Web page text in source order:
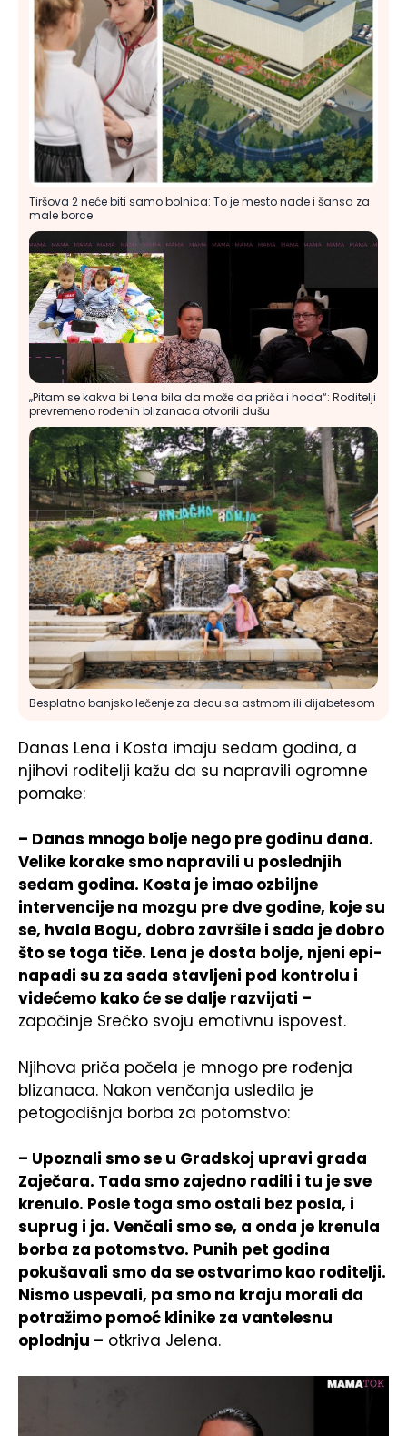
Tiršova 2 neće biti samo bolnica: To je mesto nade i šansa za
male borce
„Pitam se kakva bi Lena bila da može da priča i hoda“: Roditelji
prevremeno rođenih blizanaca otvorili dušu
Besplatno banjsko lečenje za decu sa astmom ili dijabetesom
Danas Lena i Kosta imaju sedam godina, a
njihovi roditelji kažu da su napravili ogromne
pomake:
– Danas mnogo bolje nego pre godinu dana.
Velike korake smo napravili u poslednjih
sedam godina. Kosta je imao ozbiljne
intervencije na mozgu pre dve godine, koje su
se, hvala Bogu, dobro završile i sada je dobro
što se toga tiče. Lena je dosta bolje, njeni epi-
napadi su za sada stavljeni pod kontrolu i
videćemo kako će se dalje razvijati –
započinje Srećko svoju emotivnu ispovest.
Njihova priča počela je mnogo pre rođenja
blizanaca. Nakon venčanja usledila je
petogodišnja borba za potomstvo:
– Upoznali smo se u Gradskoj upravi grada
Zaječara. Tada smo zajedno radili i tu je sve
krenulo. Posle toga smo ostali bez posla, i
suprug i ja. Venčali smo se, a onda je krenula
borba za potomstvo. Punih pet godina
pokušavali smo da se ostvarimo kao roditelji.
Nismo uspevali, pa smo na kraju morali da
potražimo pomoć klinike za vantelesnu
oplodnju – otkriva Jelena.